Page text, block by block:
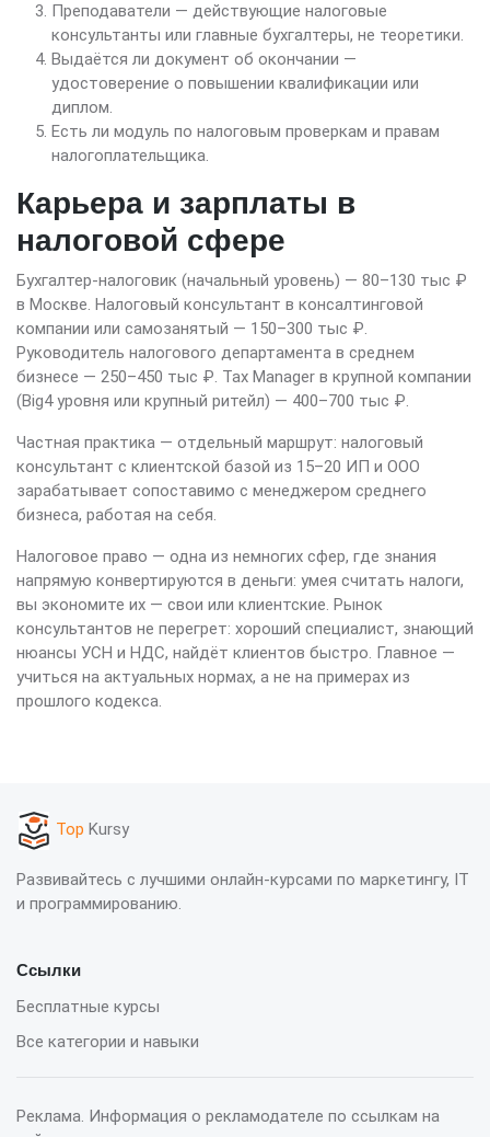
Преподаватели — действующие налоговые
консультанты или главные бухгалтеры, не теоретики.
Выдаётся ли документ об окончании —
удостоверение о повышении квалификации или
диплом.
Есть ли модуль по налоговым проверкам и правам
налогоплательщика.
Карьера и зарплаты в
налоговой сфере
Бухгалтер-налоговик (начальный уровень) — 80–130 тыс ₽
в Москве. Налоговый консультант в консалтинговой
компании или самозанятый — 150–300 тыс ₽.
Руководитель налогового департамента в среднем
бизнесе — 250–450 тыс ₽. Tax Manager в крупной компании
(Big4 уровня или крупный ритейл) — 400–700 тыс ₽.
Частная практика — отдельный маршрут: налоговый
консультант с клиентской базой из 15–20 ИП и ООО
зарабатывает сопоставимо с менеджером среднего
бизнеса, работая на себя.
Налоговое право — одна из немногих сфер, где знания
напрямую конвертируются в деньги: умея считать налоги,
вы экономите их — свои или клиентские. Рынок
консультантов не перегрет: хороший специалист, знающий
нюансы УСН и НДС, найдёт клиентов быстро. Главное —
учиться на актуальных нормах, а не на примерах из
прошлого кодекса.
Top Kursy
Развивайтесь с лучшими онлайн-курсами по маркетингу, IT
и программированию.
Ссылки
Бесплатные курсы
Все категории и навыки
Реклама. Информация о рекламодателе по ссылкам на